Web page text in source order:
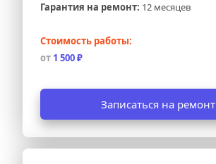
Гарантия на ремонт: 12 месяцев
Стоимость работы:
от 1 500 ₽
Записаться на ремонт